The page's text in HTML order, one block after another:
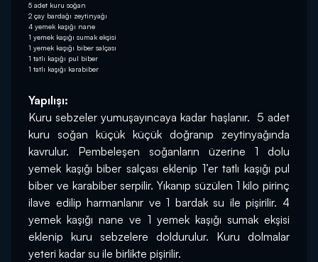
5 adet kuru soğan
2 çay bardağı zeytinyağı
4 yemek kaşığı nane
1 yemek kaşığı sumak ekşisi
1 yemek kaşığı biber salçası
1 tatlı kaşığı pul biber
1 tatlı kaşığı karabiber
Yapılışı:
Kuru sebzeler yumuşayıncaya kadar haşlanır.  5 adet
kuru soğan küçük küçük doğranıp zeytinyağında
kavrulur. Pembeleşen soğanların üzerine 1 dolu
yemek kaşığı biber salçası eklenip 1’er tatlı kaşığı pul
biber ve karabiber serpilir. Yıkanıp süzülen 1 kilo pirinç
ilave edilip harmanlanır ve 1 bardak su ile pişirilir. 4
yemek kaşığı nane ve 1 yemek kaşığı sumak ekşisi
eklenip kuru sebzelere doldurulur. Kuru dolmalar
yeteri kadar su ile birlikte pişirilir.